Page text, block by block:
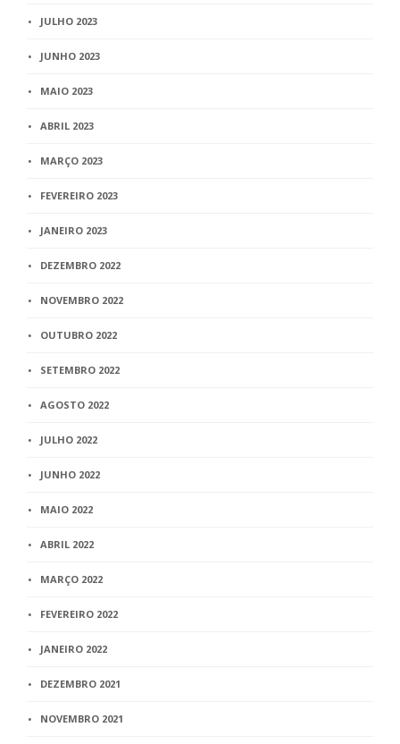
JULHO 2023
JUNHO 2023
MAIO 2023
ABRIL 2023
MARÇO 2023
FEVEREIRO 2023
JANEIRO 2023
DEZEMBRO 2022
NOVEMBRO 2022
OUTUBRO 2022
SETEMBRO 2022
AGOSTO 2022
JULHO 2022
JUNHO 2022
MAIO 2022
ABRIL 2022
MARÇO 2022
FEVEREIRO 2022
JANEIRO 2022
DEZEMBRO 2021
NOVEMBRO 2021